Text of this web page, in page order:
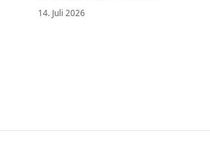
14. Juli 2026